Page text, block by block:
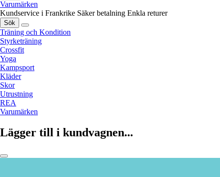
Varumärken
Kundservice i Frankrike Säker betalning Enkla returer
Sök
Träning och Kondition
Styrketräning
Crossfit
Yoga
Kampsport
Kläder
Skor
Utrustning
REA
Varumärken
Lägger till i kundvagnen...